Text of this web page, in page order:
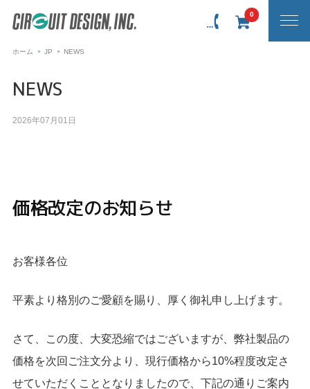
0
ホーム JP NEWS
NEWS
2026年07月01日
価格改定のお知らせ
お客様各位
平素より格別のご愛顧を賜り、厚く御礼申し上げます。
さて、この度、大変恐縮ではございますが、弊社製品の
価格を次回ご注文分より、現行価格から10%程度改定さ
せていただくこととなりましたので、下記の通りご案内